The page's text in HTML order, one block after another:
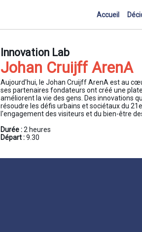
Accueil
Innovation Lab
Johan Cruijff ArenA
Aujourd'hui, le Johan Cruijff ArenA est au
ses partenaires fondateurs ont créé une
améliorent la vie des gens. Des innovations
résoudre les défis urbains et sociétaux du
l'engagement des visiteurs et du bien-être
Durée :2 heures
Départ :9.30